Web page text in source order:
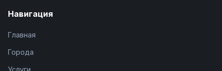
Навигация
Главная
Города
Услуги